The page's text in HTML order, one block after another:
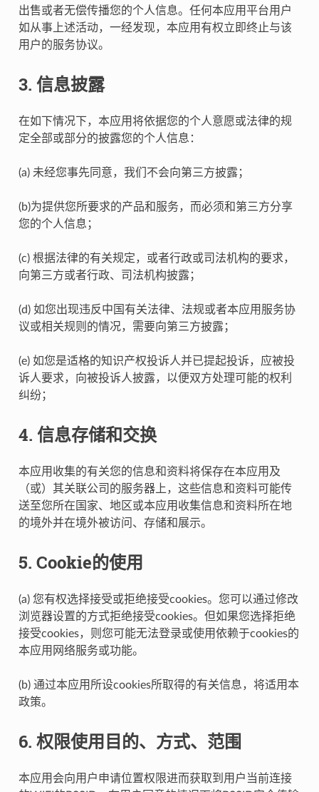
出售或者无偿传播您的个人信息。任何本应用平台用户
如从事上述活动，一经发现，本应用有权立即终止与该
用户的服务协议。
3. 信息披露
在如下情况下，本应用将依据您的个人意愿或法律的规
定全部或部分的披露您的个人信息：
(a) 未经您事先同意，我们不会向第三方披露；
(b)为提供您所要求的产品和服务，而必须和第三方分享
您的个人信息；
(c) 根据法律的有关规定，或者行政或司法机构的要求，
向第三方或者行政、司法机构披露；
(d) 如您出现违反中国有关法律、法规或者本应用服务协
议或相关规则的情况，需要向第三方披露；
(e) 如您是适格的知识产权投诉人并已提起投诉，应被投
诉人要求，向被投诉人披露，以便双方处理可能的权利
纠纷；
4. 信息存储和交换
本应用收集的有关您的信息和资料将保存在本应用及
（或）其关联公司的服务器上，这些信息和资料可能传
送至您所在国家、地区或本应用收集信息和资料所在地
的境外并在境外被访问、存储和展示。
5. Cookie的使用
(a) 您有权选择接受或拒绝接受cookies。您可以通过修改
浏览器设置的方式拒绝接受cookies。但如果您选择拒绝
接受cookies，则您可能无法登录或使用依赖于cookies的
本应用网络服务或功能。
(b) 通过本应用所设cookies所取得的有关信息，将适用本
政策。
6. 权限使用目的、方式、范围
本应用会向用户申请位置权限进而获取到用户当前连接